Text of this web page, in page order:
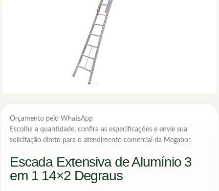
Orçamento pelo WhatsApp
Escolha a quantidade, confira as especificações e envie sua
solicitação direto para o atendimento comercial da Megabor.
Escada Extensiva de Alumínio 3
em 1 14×2 Degraus